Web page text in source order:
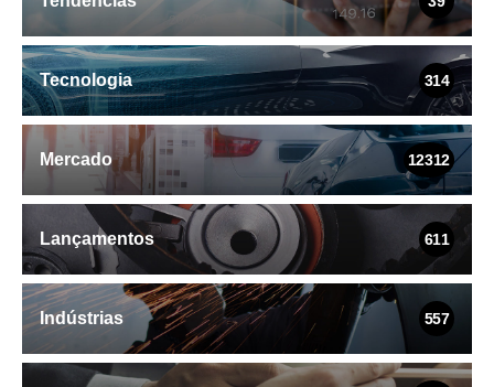
Tecnologia 314
Mercado 12312
Lançamentos 611
Indústrias 557